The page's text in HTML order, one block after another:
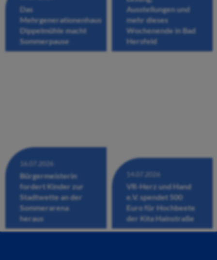
Das
Mehrgenerationenhaus
Dippelmühle macht
Sommerpause
Ausstellungen und
mehr dieses
Wochenende in Bad
Hersfeld
16.07.2026
Bürgermeisterin
fordert Kinder zur
Stadtwette an der
Sommerarena
heraus
14.07.2026
VR-Herz und Hand
e.V. spendet 500
Euro für Hochbeete
der Kita Hainstraße